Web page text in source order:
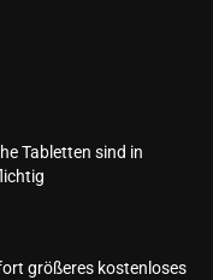
Tabletten sind in
größeres kostenloses